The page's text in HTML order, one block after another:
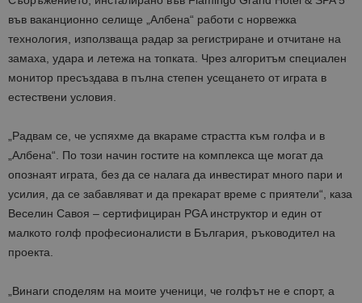
във ваканционно селище „Албена“ работи с норвежка
технология, използваща радар за регистриране и отчитане на
замаха, удара и летежа на топката. Чрез алгоритъм специален
монитор пресъздава в пълна степен усещането от играта в
естествени условия.
„Радвам се, че успяхме да вкараме страстта към голфа и в
„Албена“. По този начин гостите на комплекса ще могат да
опознаят играта, без да се налага да инвестират много пари и
усилия, да се забавляват и да прекарат време с приятели“, каза
Веселин Савоя – сертифициран PGA инструктор и един от
малкото голф професионалисти в България, ръководител на
проекта.
„Винаги споделям на моите ученици, че голфът не е спорт, а